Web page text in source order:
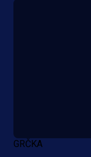
GRČKA